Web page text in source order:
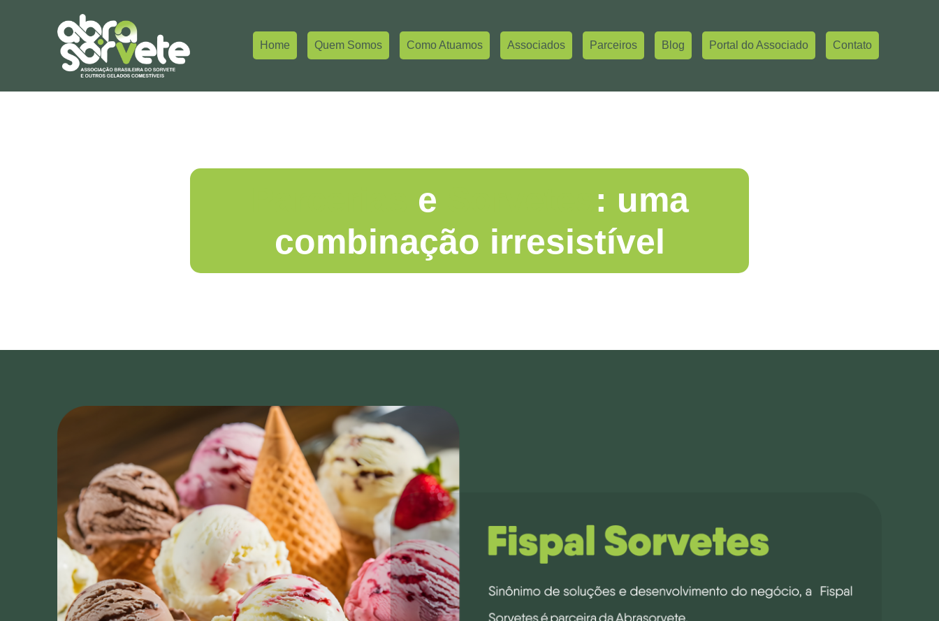
Home Quem Somos Como Atuamos Associados Parceiros Blog Portal do Associado Contato
e
: uma
combinação irresistível